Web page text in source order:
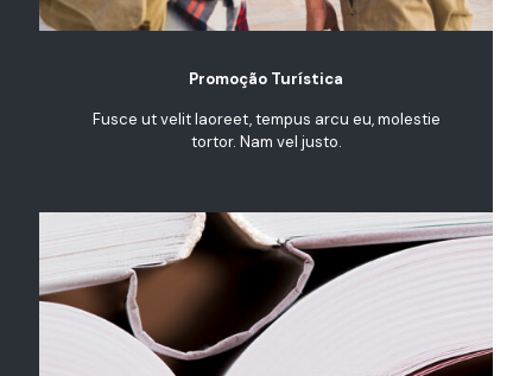
Promoção Turística
Fusce ut velit laoreet, tempus arcu eu, molestie
tortor. Nam vel justo.